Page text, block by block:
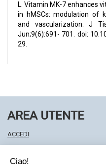
L. Vitamin MK-7 enhances
in hMSCs: modulation of
and vascularization. J
Jun;9(6):691- 701. doi:
29.
AREA UTENTE
ACCEDI
WISHLIST